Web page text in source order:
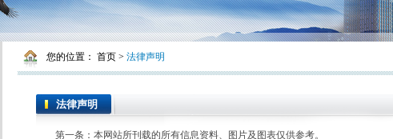
您的位置： 首页 > 法律声明
法律声明
第一条：本网站所刊载的所有信息资料、图片及图表仅供参考。